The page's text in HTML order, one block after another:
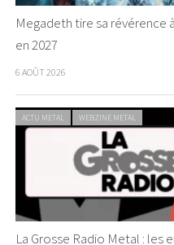
REGGAE
Radio Reggae : les
septembre 2023
Megadeth tire sa révérence
en 2027
6 AOÛT 2026
ACTU METAL WEBZINE METAL
La Grosse Radio Metal : les